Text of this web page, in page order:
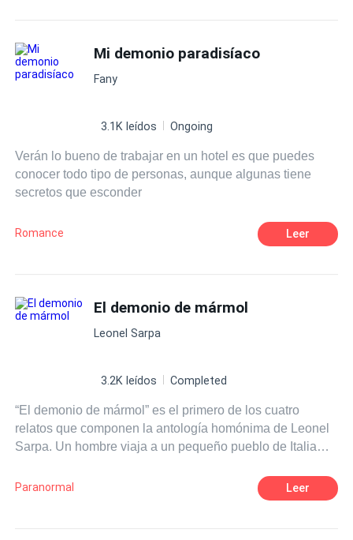
infierno?
Mi demonio paradisíaco
Fany
3.1K leídos Ongoing
Verán lo bueno de trabajar en un hotel es que puedes
conocer todo tipo de personas, aunque algunas tiene
secretos que esconder
Romance Leer
El demonio de mármol
Leonel Sarpa
3.2K leídos Completed
“El demonio de mármol” es el primero de los cuatro
relatos que componen la antología homónima de Leonel
Sarpa. Un hombre viaja a un pequeño pueblo de Italia
accidente, escucha en boca de un anciano en cuya casa
se hospeda, la más increíble historia sobre una escultura
Paranormal Leer